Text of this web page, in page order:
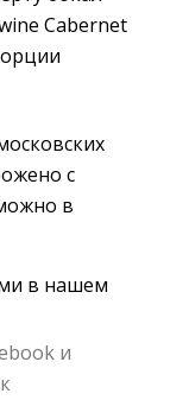
Cabernet
с
в
в нашем
и